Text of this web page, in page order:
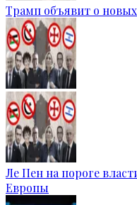
Трамп объявит о
Ле Пен на пороге
Европы